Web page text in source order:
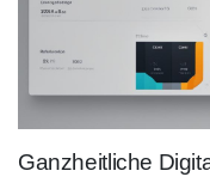
Ganzheitliche